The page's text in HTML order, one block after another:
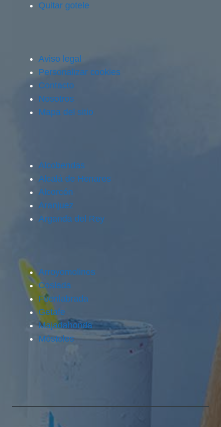
Quitar gotele
Aviso legal
Personalizar cookies
Contacto
Nosotros
Mapa del sitio
Alcobendas
Alcalá de Henares
Alcorcón
Aranjuez
Arganda del Rey
Arroyomolinos
Coslada
Fuenlabrada
Getafe
Majadahonda
Móstoles